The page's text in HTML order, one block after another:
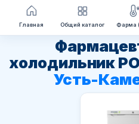
Перейти
содержимому
холодильник
Усть-
Главная Общий каталог Фарма